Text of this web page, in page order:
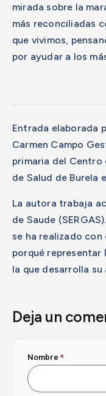
mirada sobre la
más reconciliadas
que vivimos,
por ayudar a los
Entrada elaborada
Carmen Campo
primaria del Centro
de Salud de Burela
La autora trabaja
de Saude
se ha realizado
porqué representar
la que desarrolla
Deja un
Nombre*